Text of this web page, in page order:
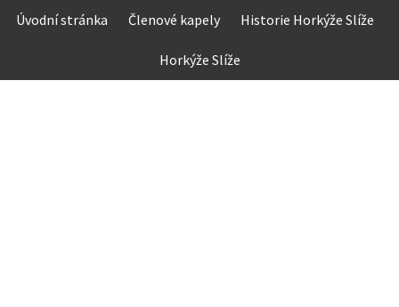
Skip
Úvodní stránka Členové kapely Historie Horkýže Slíže
Horkýže Slíže